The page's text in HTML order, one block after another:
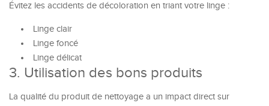
Évitez les accidents de décoloration en triant votre linge :
Linge clair
Linge foncé
Linge délicat
3. Utilisation des bons produits
La qualité du produit de nettoyage a un impact direct sur